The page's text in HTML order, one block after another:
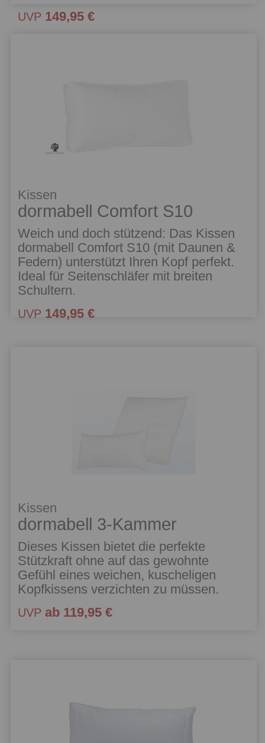
UVP 149,95 €
Kissen
dormabell Comfort S10
Weich und doch stützend: Das Kissen
dormabell Comfort S10 (mit Daunen &
Federn) unterstützt Ihren Kopf perfekt.
Ideal für Seitenschläfer mit breiten
Schultern.
UVP 149,95 €
Kissen
dormabell 3-Kammer
Dieses Kissen bietet die perfekte
Stützkraft ohne auf das gewohnte
Gefühl eines weichen, kuscheligen
Kopfkissens verzichten zu müssen.
UVP ab 119,95 €